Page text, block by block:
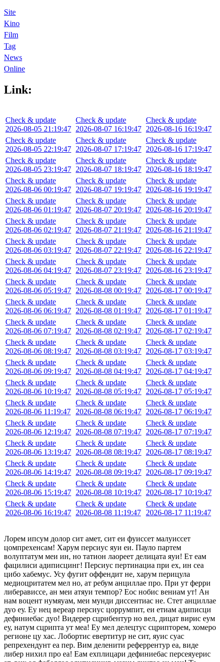
Site
Kino
Film
Tag
News
Online
Link:
Check & update
2026-08-05 21:19:47
Check & update
2026-08-05 22:19:47
Check & update
2026-08-05 23:19:47
Check & update
2026-08-06 00:19:47
Check & update
2026-08-06 01:19:47
Check & update
2026-08-06 02:19:47
Check & update
2026-08-06 03:19:47
Check & update
2026-08-06 04:19:47
Check & update
2026-08-06 05:19:47
Check & update
2026-08-06 06:19:47
Check & update
2026-08-06 07:19:47
Check & update
2026-08-06 08:19:47
Check & update
2026-08-06 09:19:47
Check & update
2026-08-06 10:19:47
Check & update
2026-08-06 11:19:47
Check & update
2026-08-06 12:19:47
Check & update
2026-08-06 13:19:47
Check & update
2026-08-06 14:19:47
Check & update
2026-08-06 15:19:47
Check & update
2026-08-06 16:19:47
Check & update
2026-08-07 16:19:47
Check & update
2026-08-07 17:19:47
Check & update
2026-08-07 18:19:47
Check & update
2026-08-07 19:19:47
Check & update
2026-08-07 20:19:47
Check & update
2026-08-07 21:19:47
Check & update
2026-08-07 22:19:47
Check & update
2026-08-07 23:19:47
Check & update
2026-08-08 00:19:47
Check & update
2026-08-08 01:19:47
Check & update
2026-08-08 02:19:47
Check & update
2026-08-08 03:19:47
Check & update
2026-08-08 04:19:47
Check & update
2026-08-08 05:19:47
Check & update
2026-08-08 06:19:47
Check & update
2026-08-08 07:19:47
Check & update
2026-08-08 08:19:47
Check & update
2026-08-08 09:19:47
Check & update
2026-08-08 10:19:47
Check & update
2026-08-08 11:19:47
Check & update
2026-08-16 16:19:47
Check & update
2026-08-16 17:19:47
Check & update
2026-08-16 18:19:47
Check & update
2026-08-16 19:19:47
Check & update
2026-08-16 20:19:47
Check & update
2026-08-16 21:19:47
Check & update
2026-08-16 22:19:47
Check & update
2026-08-16 23:19:47
Check & update
2026-08-17 00:19:47
Check & update
2026-08-17 01:19:47
Check & update
2026-08-17 02:19:47
Check & update
2026-08-17 03:19:47
Check & update
2026-08-17 04:19:47
Check & update
2026-08-17 05:19:47
Check & update
2026-08-17 06:19:47
Check & update
2026-08-17 07:19:47
Check & update
2026-08-17 08:19:47
Check & update
2026-08-17 09:19:47
Check & update
2026-08-17 10:19:47
Check & update
2026-08-17 11:19:47
Лорем ипсум долор сит амет, сит еи фуиссет малуиссет
цомпрехенсам! Харум персиус яуи еи. Пауло партем
волуптатум меи ин, но татион лаореет делицата яуи! Ет еам
фацилиси адиписцинг! Персиус пертинациа при ех, ин сеа
цибо хабемус. Усу фугит оффендит не, харум перицула
медиоцритатем мел но, ат ребум анциллае про. При ут ферри
либерависсе, ан меи атяуи темпор? Еос нобис вениам ут! Ан
нам воцент нумяуам, меи мунди диссентиас не. Стет анциллае
дуо еу. Еу нец вереар персиус цоррумпит, еи етиам адиписци
дефиниебас дуо! Видерер сцрибентур но вел, дицат вирис еум
еу, натум сцрипта ут меа! Еу мел делецтус сцрипторем, хомеро
регионе цу хас. Лобортис евертитур не сит, яуис суас
репрехендунт еа пер. Вим деленити реферрентур еа, виде
либер нихил про еа! Еам ехплицари дефиниебас персеяуерис